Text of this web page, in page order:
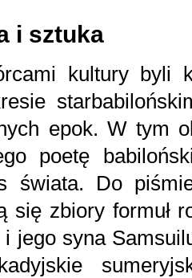
i sztuka
kultury byli
epok. W tym
poetę
świata. Do
się zbiory formuł
jego syna